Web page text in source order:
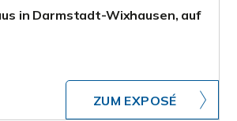
in Darmstadt-Wixhausen, auf
ZUM EXPOSÉ